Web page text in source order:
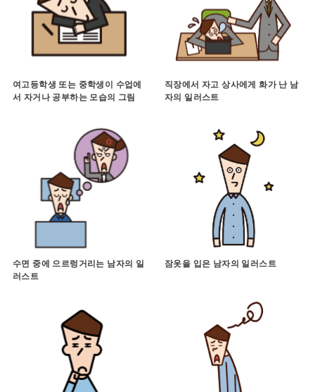
여고등학생 또는 중학생이 수업에
서 자거나 공부하는 모습의 그림
직장에서 자고 상사에게 화가 난 남
자의 일러스트
수면 중에 으르렁거리는 남자의 일
러스트
잠옷을 입은 남자의 일러스트